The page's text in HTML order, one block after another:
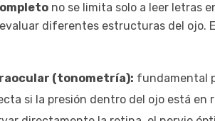
no se limita solo a leer letras
diferentes estructuras del ojo.
(tonometría): fundamental
si la presión dentro del ojo está en